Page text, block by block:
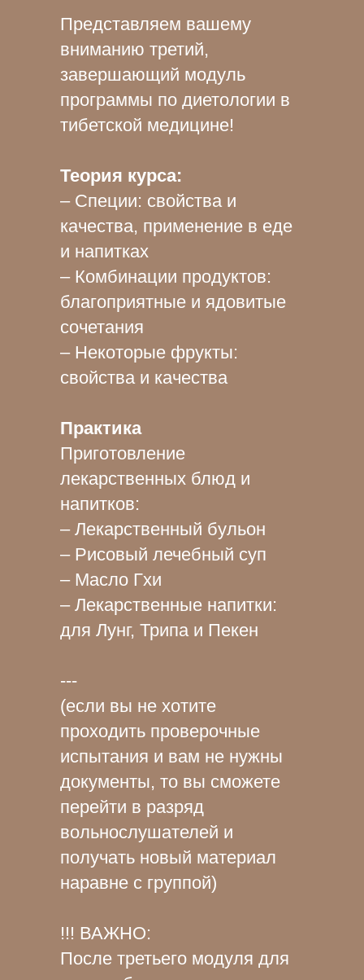
Представляем вашему
вниманию третий,
завершающий модуль
программы по диетологии в
тибетской медицине!
Теория курса:
– Специи: свойства и
качества, применение в еде
и напитках
– Комбинации продуктов:
благоприятные и ядовитые
сочетания
– Некоторые фрукты:
свойства и качества
Практика
Приготовление
лекарственных блюд и
напитков:
– Лекарственный бульон
– Рисовый лечебный суп
– Масло Гхи
– Лекарственные напитки:
для Лунг, Трипа и Пекен
---
(если вы не хотите
проходить проверочные
испытания и вам не нужны
документы, то вы сможете
перейти в разряд
вольнослушателей и
получать новый материал
наравне с группой)
!!! ВАЖНО:
После третьего модуля для